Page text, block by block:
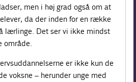
men i høj grad også om at
da der inden for en række
lærlinge. Det ser vi ikke mindst
område.
er ikke kun de
voksne – herunder unge med